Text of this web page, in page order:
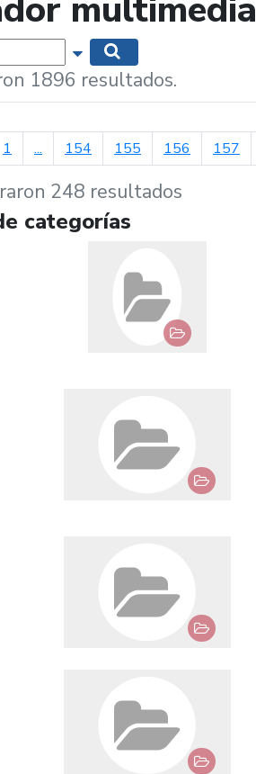
multimedia
Mostrar opciones de
1896 resultados.
anterior
1 ... 154 155 156 157
248 resultados
categorías